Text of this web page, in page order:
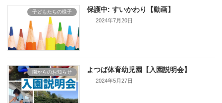
子どもたちの様子 保護中: すいかわり【動画】
2024年7月20日
園からのお知らせ よつば体育幼児園【入園説明会】
2024年5月27日